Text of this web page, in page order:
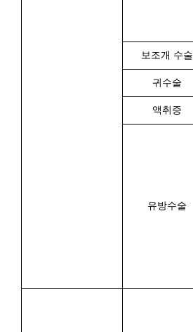
보조개 수술
귀수술
액취증
유방수술